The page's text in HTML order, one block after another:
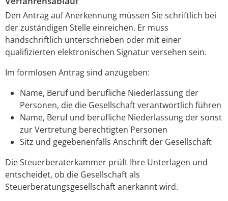
Den Antrag auf Anerkennung müssen Sie schriftlich bei
der zuständigen Stelle einreichen. Er muss
handschriftlich unterschrieben oder mit einer
qualifizierten elektronischen Signatur versehen sein.
Im formlosen Antrag sind anzugeben:
Name, Beruf und berufliche Niederlassung der
Personen, die die Gesellschaft verantwortlich führen
Name, Beruf und berufliche Niederlassung der sonst
zur Vertretung berechtigten Personen
Sitz und gegebenenfalls Anschrift der Gesellschaft
Die Steuerberaterkammer prüft Ihre Unterlagen und
entscheidet, ob die Gesellschaft als
Steuerberatungsgesellschaft anerkannt wird.